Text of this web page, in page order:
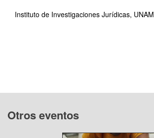
Instituto de Investigaciones Jurídicas, UNAM
Otros eventos